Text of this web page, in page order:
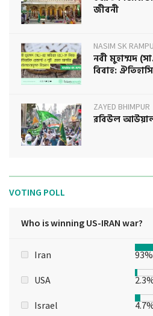
জীবনী
NASIM SK
নবী মুহাম্মদ
বিবাহ:
ZAYED BHIMPUR
রবিউল
VOTING POLL
Who is winning US-IRAN war?
Iran 93%
USA
Israel